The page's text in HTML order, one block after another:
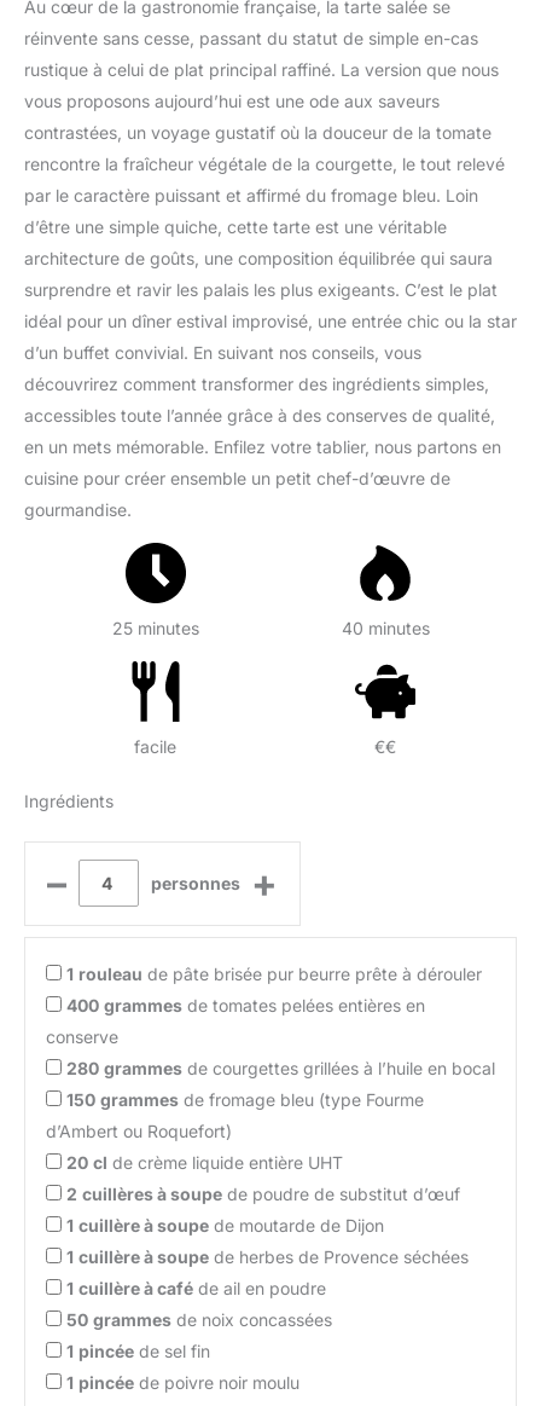
Au cœur de la gastronomie française, la tarte salée se
réinvente sans cesse, passant du statut de simple en-cas
rustique à celui de plat principal raffiné. La version que nous
vous proposons aujourd’hui est une ode aux saveurs
contrastées, un voyage gustatif où la douceur de la tomate
rencontre la fraîcheur végétale de la courgette, le tout relevé
par le caractère puissant et affirmé du fromage bleu. Loin
d’être une simple quiche, cette tarte est une véritable
architecture de goûts, une composition équilibrée qui saura
surprendre et ravir les palais les plus exigeants. C’est le plat
idéal pour un dîner estival improvisé, une entrée chic ou la star
d’un buffet convivial. En suivant nos conseils, vous
découvrirez comment transformer des ingrédients simples,
accessibles toute l’année grâce à des conserves de qualité,
en un mets mémorable. Enfilez votre tablier, nous partons en
cuisine pour créer ensemble un petit chef-d’œuvre de
gourmandise.
25 minutes 40 minutes
facile €€
Ingrédients
– personnes +
1 rouleau de pâte brisée pur beurre prête à dérouler
400 grammes de tomates pelées entières en
conserve
280 grammes de courgettes grillées à l’huile en bocal
150 grammes de fromage bleu (type Fourme
d’Ambert ou Roquefort)
20 cl de crème liquide entière UHT
2 cuillères à soupe de poudre de substitut d’œuf
1 cuillère à soupe de moutarde de Dijon
1 cuillère à soupe de herbes de Provence séchées
1 cuillère à café de ail en poudre
50 grammes de noix concassées
1 pincée de sel fin
1 pincée de poivre noir moulu